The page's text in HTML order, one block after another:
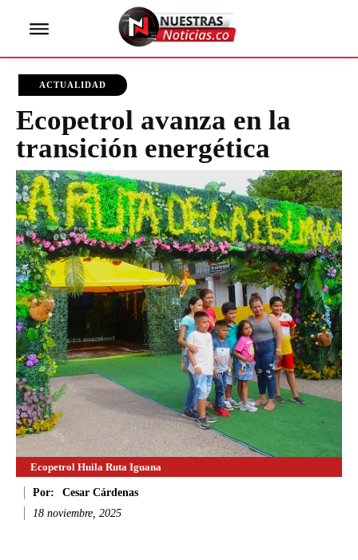
ACTUALIDAD
Ecopetrol avanza en la
transición energética
Ecopetrol Huila Ruta Iguana
Por:
Cesar Cárdenas
18 noviembre, 2025